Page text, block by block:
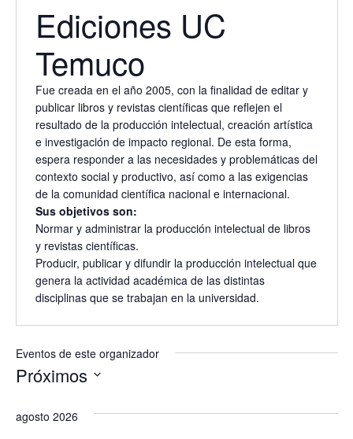
Ediciones UC
Temuco
Fue creada en el año 2005, con la finalidad de editar y
publicar libros y revistas científicas que reflejen el
resultado de la producción intelectual, creación artística
e investigación de impacto regional. De esta forma,
espera responder a las necesidades y problemáticas del
contexto social y productivo, así como a las exigencias
de la comunidad científica nacional e internacional.
Sus objetivos son:
Normar y administrar la producción intelectual de libros
y revistas científicas.
Producir, publicar y difundir la producción intelectual que
genera la actividad académica de las distintas
disciplinas que se trabajan en la universidad.
Eventos de este organizador
Próximos
fecha.
agosto 2026